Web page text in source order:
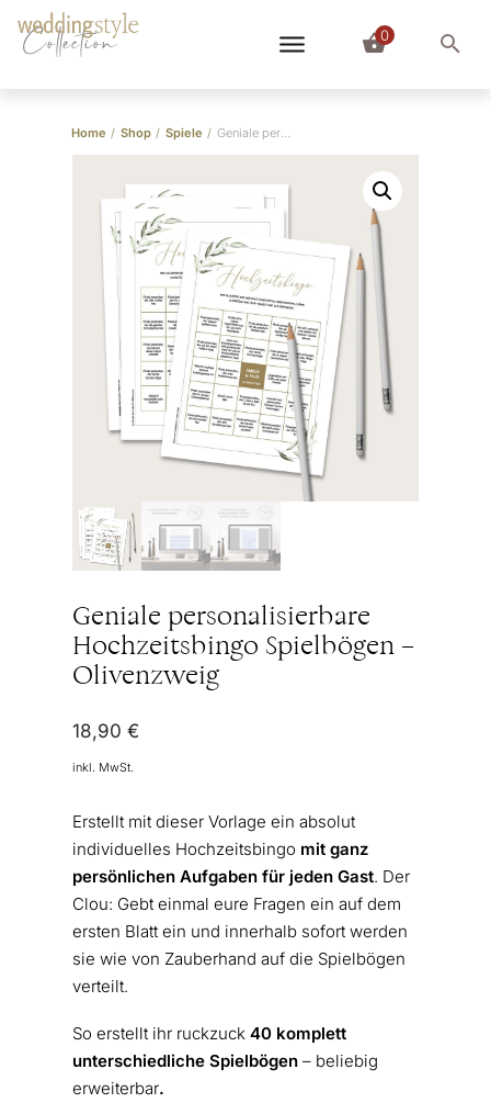
Collection 0
Home / Shop / Spiele / Geniale personalisierbare Hochzeitsbingo Spielbögen – Olivenzweig
Geniale personalisierbare
Hochzeitsbingo Spielbögen –
Olivenzweig
18,90 €
inkl. MwSt.
Erstellt mit dieser Vorlage ein absolut
individuelles Hochzeitsbingo mit ganz
persönlichen Aufgaben für jeden Gast. Der
Clou: Gebt einmal eure Fragen ein auf dem
ersten Blatt ein und innerhalb sofort werden
sie wie von Zauberhand auf die Spielbögen
verteilt.
So erstellt ihr ruckzuck 40 komplett
unterschiedliche Spielbögen – beliebig
erweiterbar.